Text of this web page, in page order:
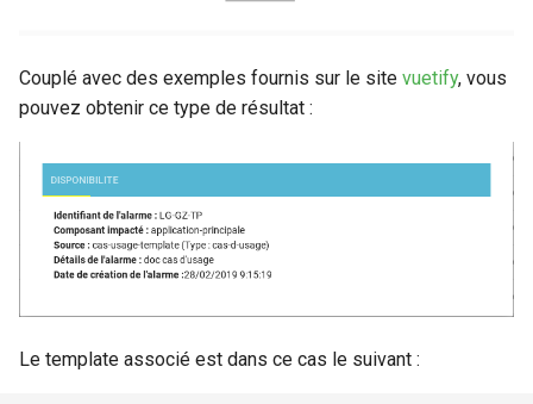
Couplé avec des exemples fournis sur le site vuetify, vous
pouvez obtenir ce type de résultat :
Le template associé est dans ce cas le suivant :